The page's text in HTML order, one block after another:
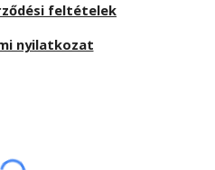
feltételek
nyilatkozat